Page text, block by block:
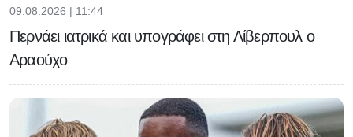
09.08.2026 | 11:44
Περνάει ιατρικά και υπογράφει στη Λίβερπουλ ο
Αραούχο